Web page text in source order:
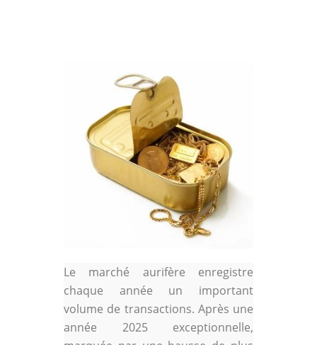
Le marché aurifère enregistre
chaque année un important
volume de transactions. Après une
année 2025 exceptionnelle,